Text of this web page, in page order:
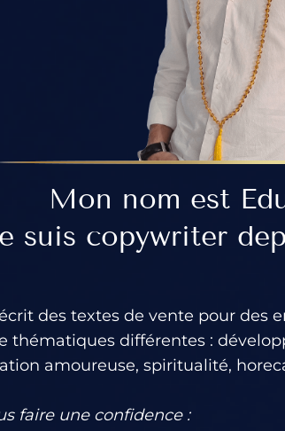
Mon nom est
suis copywriter
des textes de vente pour des
thématiques différentes :
amoureuse, spiritualité,
faire une confidence :